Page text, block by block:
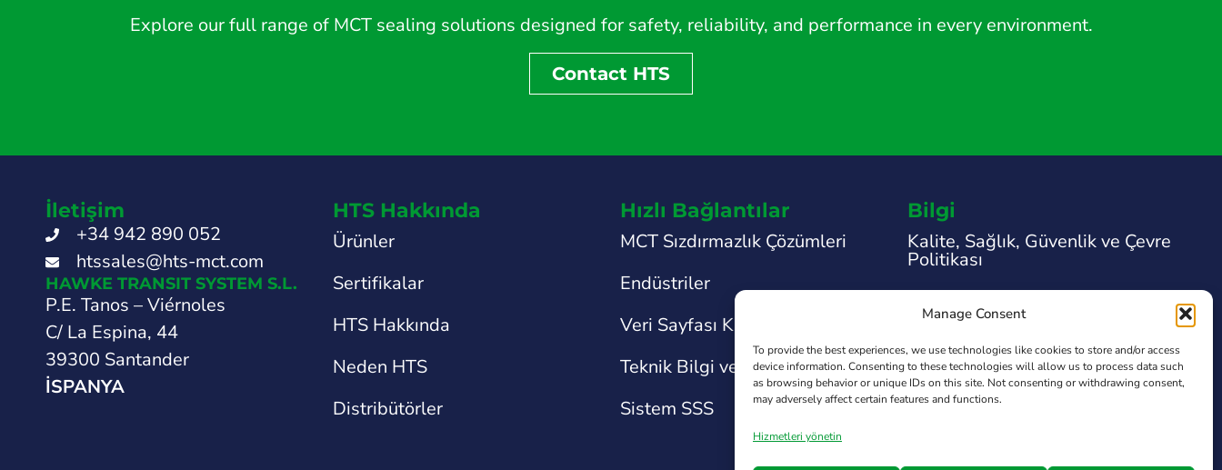
Manage Consent
To provide the best experiences, we use technologies like cookies to store and/or access
device information. Consenting to these technologies will allow us to process data such
as browsing behavior or unique IDs on this site. Not consenting or withdrawing consent,
may adversely affect certain features and functions.
Hizmetleri yönetin
Explore our full range of MCT sealing solutions designed for safety, reliability, and performance in every environment.
Contact HTS
İletişim
+34 942 890 052
htssales@hts-mct.com
HAWKE TRANSIT SYSTEM S.L.
P.E. Tanos – Viérnoles
C/ La Espina, 44
39300 Santander
İSPANYA
HTS Hakkında
Ürünler
Sertifikalar
HTS Hakkında
Neden HTS
Distribütörler
Hızlı Bağlantılar
MCT Sızdırmazlık Çözümleri
Endüstriler
Veri Sayfası Kitaplığı
Teknik Bilgi ve Destek
Sistem SSS
Bilgi
Kalite, Sağlık, Güvenlik ve Çevre
Politikası
Gizlilik Politikası
Çerez Politikası